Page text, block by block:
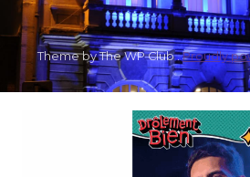
Theme by The WP Club .Proudly